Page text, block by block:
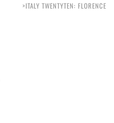
>ITALY TWENTYTEN: FLORENCE